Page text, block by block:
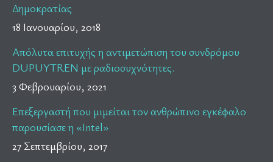
Δημοκρατίας
18 Ιανουαρίου, 2018
Απόλυτα επιτυχής η αντιμετώπιση του συνδρόμου
DUPUYTREN με ραδιοσυχνότητες.
3 Φεβρουαρίου, 2021
Επεξεργαστή που μιμείται τον ανθρώπινο εγκέφαλο
παρουσίασε η «Intel»
27 Σεπτεμβρίου, 2017